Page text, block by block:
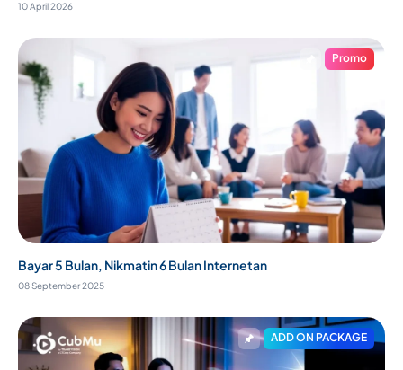
10 April 2026
Promo
Bayar 5 Bulan, Nikmatin 6 Bulan Internetan
08 September 2025
ADD ON PACKAGE